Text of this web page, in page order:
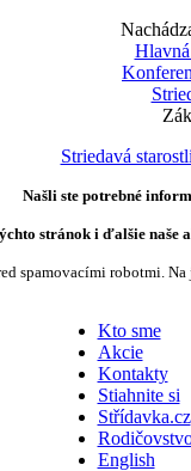
Striedavá
Našli ste potrebné
stránok i ďalšie naše
spamovacími robotmi.
Kto sme
Akcie
Kontakty
Stiahnite si
Střídavka.cz
English